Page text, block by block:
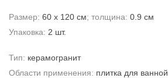
Размер: 60 x 120 см; толщина: 0.9 см
Упаковка: 2 шт.
Тип: керамогранит
Области применения: плитка для ванной